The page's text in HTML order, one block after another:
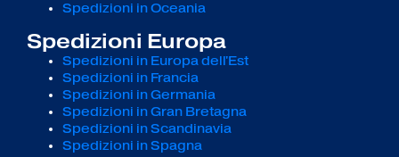
Spedizioni in Oceania
Spedizioni Europa
Spedizioni in Europa dell'Est
Spedizioni in Francia
Spedizioni in Germania
Spedizioni in Gran Bretagna
Spedizioni in Scandinavia
Spedizioni in Spagna